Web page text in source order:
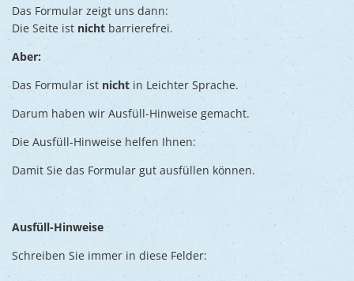
Das Formular zeigt uns dann:
Die Seite ist nicht barrierefrei.
Aber:
Das Formular ist nicht in Leichter Sprache.
Darum haben wir Ausfüll-Hinweise gemacht.
Die Ausfüll-Hinweise helfen Ihnen:
Damit Sie das Formular gut ausfüllen können.
Ausfüll-Hinweise
Schreiben Sie immer in diese Felder: